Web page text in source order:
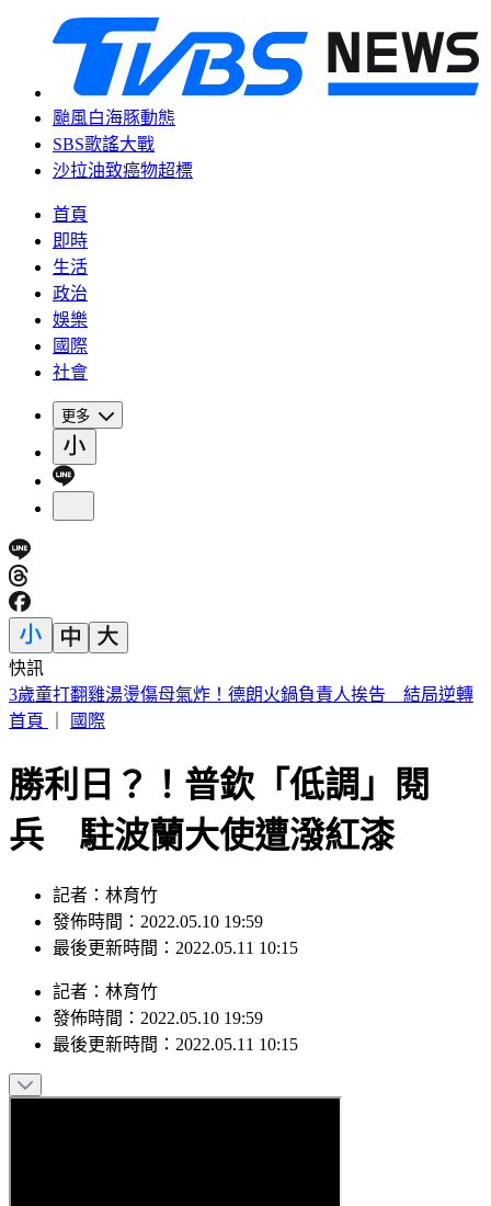
颱風白海豚動態
SBS歌謠大戰
沙拉油致癌物超標
首頁
即時
生活
政治
娛樂
國際
社會
更多
快訊
注意！淡江大橋首納入漢光演習「今晚8時起封橋」 交管一
次看
勝利日？！普欽「低調」閱
兵 駐波蘭大使遭潑紅漆
記者：林育竹
發佈時間：2022.05.10 19:59
記者：林育竹
發佈時間：2022.05.10 19:59